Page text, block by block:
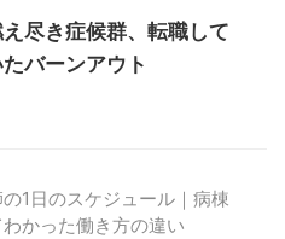
尽き症候群、転職して
バーンアウト
1日のスケジュール｜病棟
かった働き方の違い